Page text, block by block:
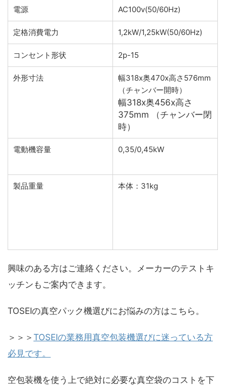
電源 AC100v(50/60Hz)
定格消費電力 1,2kW/1,25kW(50/60Hz)
コンセント形状 2p-15
外形寸法
幅318x奥470x高さ576mm
（チャンバー開時）
幅318x奥456x高さ
375mm （チャンバー閉
時）
電動機容量 0,35/0,45kW
製品重量 本体：31kg
興味のある方はご連絡ください。メーカーのテストキ
ッチンもご案内できます。
TOSEIの真空パック機選びにお悩みの方はこちら。
＞＞＞ TOSEIの業務用真空包装機選びに迷っている方
必見です。
空包装機を使う上で絶対に必要な真空袋のコストを下